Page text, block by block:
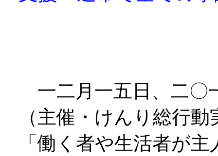
一二月一五日、二〇
（主催・けんり総行
「働く者や生活者が